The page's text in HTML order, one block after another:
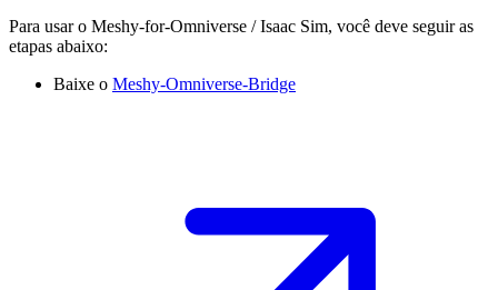
Para usar o Meshy-for-Omniverse / Isaac Sim, você deve seguir as
etapas abaixo:
Baixe o Meshy-Omniverse-Bridge